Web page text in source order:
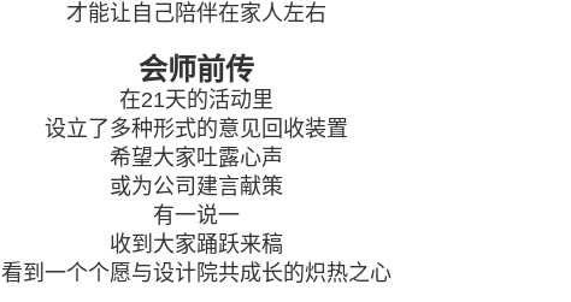
才能让自己陪伴在家人左右
会师前传
在21天的活动里
设立了多种形式的意见回收装置
希望大家吐露心声
或为公司建言献策
有一说一
收到大家踊跃来稿
看到一个个愿与设计院共成长的炽热之心